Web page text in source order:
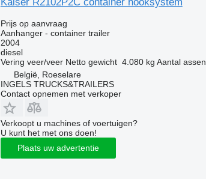
Prijs op aanvraag
Aanhanger - container trailer
2004
diesel
Vering veer/veer Netto gewicht 4.080 kg Aantal assen
België, Roeselare
INGELS TRUCKS&TRAILERS
Contact opnemen met verkoper
Verkoopt u machines of voertuigen?
U kunt het met ons doen!
Plaats uw advertentie